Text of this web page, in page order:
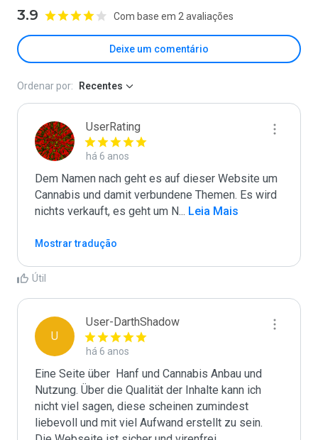
3.9 Com base em 2 avaliações
Deixe um comentário
Ordenar por: Recentes
UserRating
há 6 anos
Dem Namen nach geht es auf dieser Website um
Cannabis und damit verbundene Themen. Es wird
nichts verkauft, es geht um N... Leia Mais
Mostrar tradução
Útil
U
User-DarthShadow
há 6 anos
Eine Seite über  Hanf und Cannabis Anbau und
Nutzung. Über die Qualität der Inhalte kann ich
nicht viel sagen, diese scheinen zumindest
liebevoll und mit viel Aufwand erstellt zu sein.